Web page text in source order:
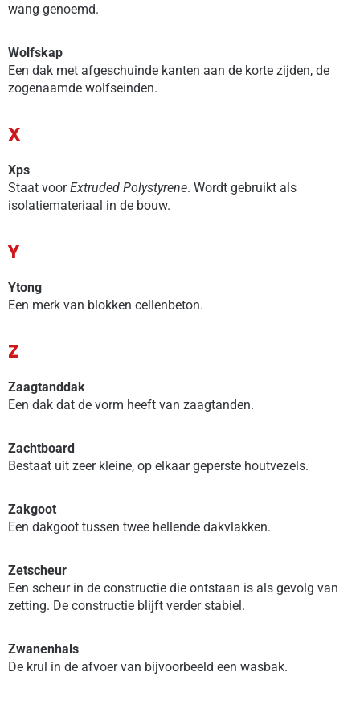
wang genoemd.
Wolfskap
Een dak met afgeschuinde kanten aan de korte zijden, de
zogenaamde wolfseinden.
X
Xps
Staat voorExtruded Polystyrene. Wordt gebruikt als
isolatiemateriaal in de bouw.
Y
Ytong
Een merk van blokken cellenbeton.
Z
Zaagtanddak
Een dak dat de vorm heeft van zaagtanden.
Zachtboard
Bestaat uit zeer kleine, op elkaar geperste houtvezels.
Zakgoot
Een dakgoot tussen twee hellende dakvlakken.
Zetscheur
Een scheur in de constructie die ontstaan is als gevolg van
zetting. De constructie blijft verder stabiel.
Zwanenhals
De krul in de afvoer van bijvoorbeeld een wasbak.